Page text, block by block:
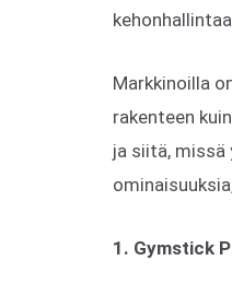
Markkinoilla
rakenteen
ja siitä,
1. Gymstick